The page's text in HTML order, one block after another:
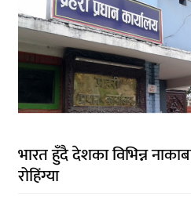
भारत हुँदै देशका विभिन्न
रोहिंग्या